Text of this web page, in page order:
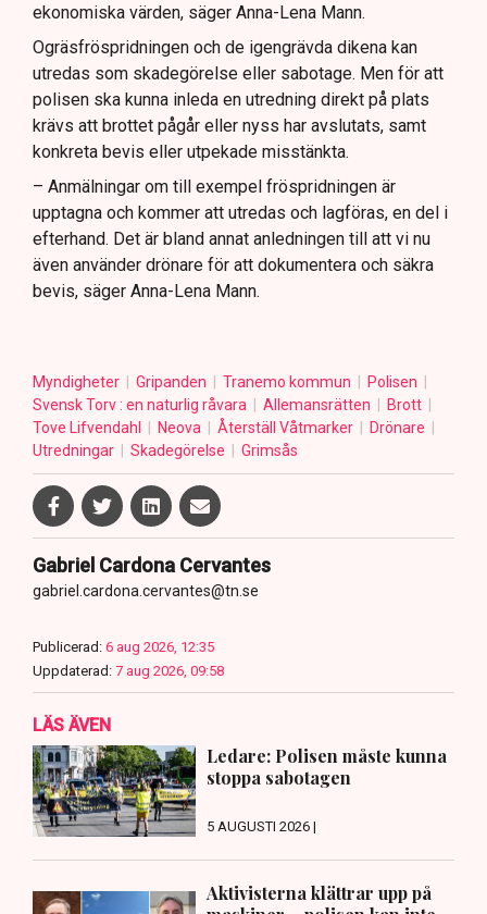
ekonomiska värden, säger Anna-Lena Mann.
Ogräsfröspridningen och de igengrävda dikena kan
utredas som skadegörelse eller sabotage. Men för att
polisen ska kunna inleda en utredning direkt på plats
krävs att brottet pågår eller nyss har avslutats, samt
konkreta bevis eller utpekade misstänkta.
– Anmälningar om till exempel fröspridningen är
upptagna och kommer att utredas och lagföras, en del i
efterhand. Det är bland annat anledningen till att vi nu
även använder drönare för att dokumentera och säkra
bevis, säger Anna-Lena Mann.
Myndigheter Gripanden Tranemo kommun
Polisen
Svensk Torv : en naturlig råvara
Allemansrätten
Brott
Tove Lifvendahl
Neova Återställ Våtmarker
Drönare
Utredningar
Skadegörelse Grimsås
Gabriel Cardona Cervantes
gabriel.cardona.cervantes@tn.se
Publicerad: 6 aug 2026, 12:35
Uppdaterad: 7 aug 2026, 09:58
LÄS ÄVEN
Ledare: Polisen måste kunna
stoppa sabotagen
5 AUGUSTI 2026 |
Aktivisterna klättrar upp på